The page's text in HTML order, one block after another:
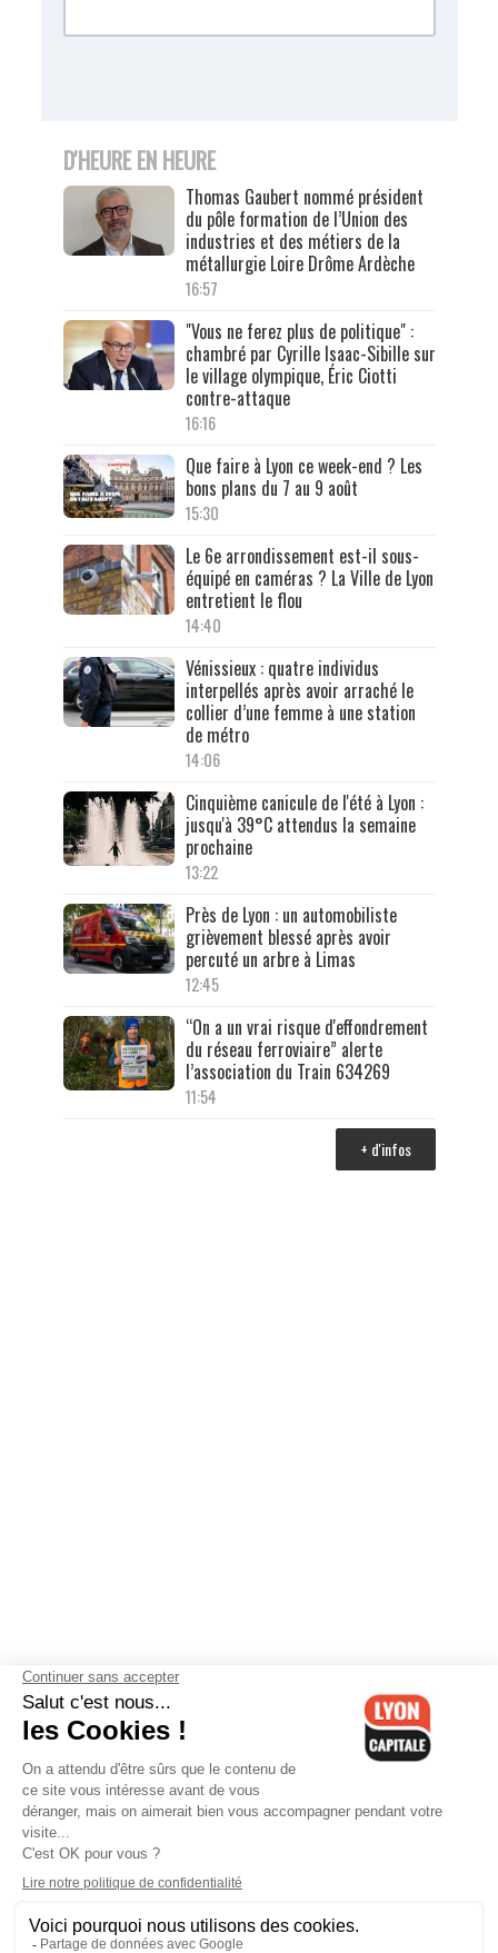
D'HEURE EN HEURE
Thomas Gaubert nommé président
du pôle formation de l’Union des
industries et des métiers de la
métallurgie Loire Drôme Ardèche
16:57
"Vous ne ferez plus de politique" :
chambré par Cyrille Isaac-Sibille sur
le village olympique, Éric Ciotti
contre-attaque
16:16
Que faire à Lyon ce week-end ? Les
bons plans du 7 au 9 août
15:30
Le 6e arrondissement est-il sous-
équipé en caméras ? La Ville de Lyon
entretient le flou
14:40
Vénissieux : quatre individus
interpellés après avoir arraché le
collier d’une femme à une station
de métro
14:06
Cinquième canicule de l'été à Lyon :
jusqu'à 39°C attendus la semaine
prochaine
13:22
Près de Lyon : un automobiliste
grièvement blessé après avoir
percuté un arbre à Limas
12:45
“On a un vrai risque d'effondrement
du réseau ferroviaire” alerte
l’association du Train 634269
11:54
+ d'infos
Contactez-nous-Mentions légales-CGV-Politique de